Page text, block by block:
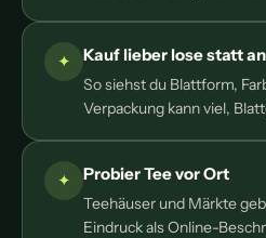
Kauf lieber lose statt
So siehst du Blattform,
Verpackung kann viel,
Probier Tee vor Ort
Teehäuser und Märkte
Eindruck als Online-